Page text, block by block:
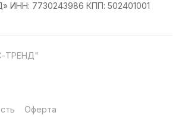
7730243986 КПП: 502401001
ТРЕНД"
Оферта